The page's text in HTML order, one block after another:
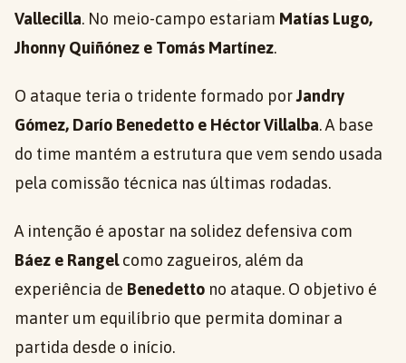
Vallecilla. No meio-campo estariam Matías Lugo,
Jhonny Quiñónez e Tomás Martínez.
O ataque teria o tridente formado porJandry
Gómez, Darío Benedetto e Héctor Villalba. A base
do time mantém a estrutura que vem sendo usada
pela comissão técnica nas últimas rodadas.
A intenção é apostar na solidez defensiva com
Báez e Rangelcomo zagueiros, além da
experiência de Benedetto no ataque. O objetivo é
manter um equilíbrio que permita dominar a
partida desde o início.